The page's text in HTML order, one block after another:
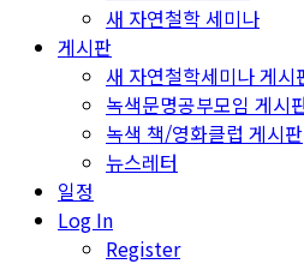
새 자연철학 세미나
게시판
새 자연철학세미나 게시
녹색문명공부모임 게시
녹색 책/영화클럽 게시판
뉴스레터
일정
Log In
Register